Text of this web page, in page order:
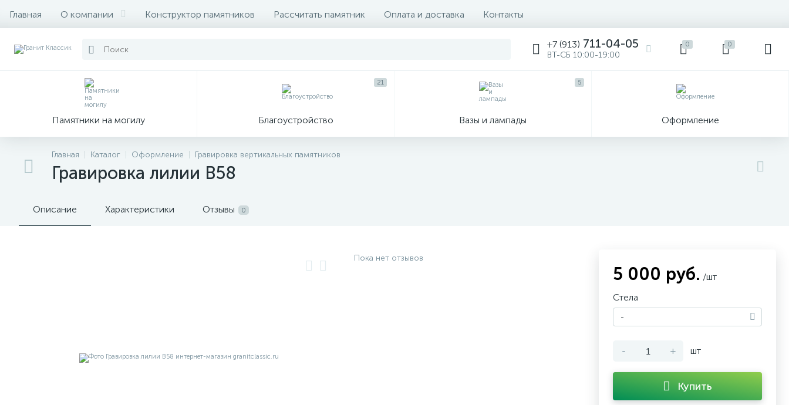
Главная О компании Конструктор памятников Рассчитать памятник Оплата и доставка Контакты
+7 (913) 711-04-05
ВТ-СБ 10:00-19:00
0 0
Памятники на могилу Благоустройство
21
Вазы и лампады
5
Оформление
Главная Каталог Оформление Гравировка вертикальных памятников
Гравировка лилии В58
Описание Характеристики Отзывы 0
Пока нет отзывов
5 000 руб. /шт
Стела
-
- + шт
Купить